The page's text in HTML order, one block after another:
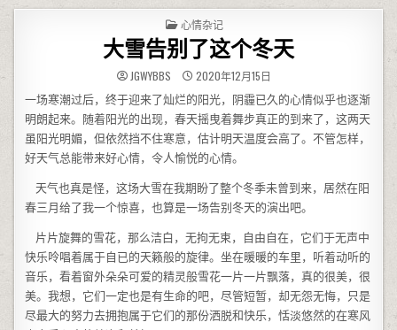
POSTED IN
心情杂记
大雪告别了这个冬天
JGWYBBS 2020年12月15日
一场寒潮过后，终于迎来了灿烂的阳光，阴霾已久的心情似乎也逐渐
明朗起来。随着阳光的出现，春天摇曳着舞步真正的到来了，这两天
虽阳光明媚，但依然挡不住寒意，估计明天温度会高了。不管怎样，
好天气总能带来好心情，令人愉悦的心情。
天气也真是怪，这场大雪在我期盼了整个冬季未曾到来，居然在阳
春三月给了我一个惊喜，也算是一场告别冬天的演出吧。
片片旋舞的雪花，那么洁白，无拘无束，自由自在，它们于无声中
快乐呤唱着属于自已的天籁般的旋律。坐在暖暖的车里，听着动听的
音乐，看着窗外朵朵可爱的精灵般雪花一片一片飘落，真的很美，很
美。我想，它们一定也是有生命的吧，尽管短暂，却无怨无悔，只是
尽最大的努力去拥抱属于它们的那份洒脱和快乐，恬淡悠然的在寒风